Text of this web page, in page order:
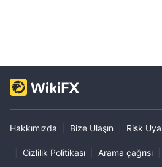
Hakkımızda Bize Ulaşın Risk
Gizlilik Politikası Arama çağrısı